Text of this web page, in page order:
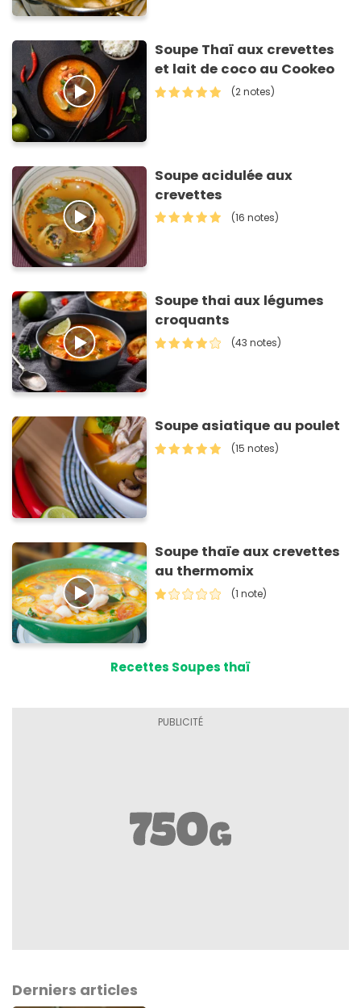
Soupe Thaï aux crevettes
et lait de coco au Cookeo
(2 notes)
Soupe acidulée aux
crevettes
(16 notes)
Soupe thai aux légumes
croquants
(43 notes)
Soupe asiatique au poulet
(15 notes)
Soupe thaïe aux crevettes
au thermomix
(1 note)
Recettes Soupes thaï
Derniers articles